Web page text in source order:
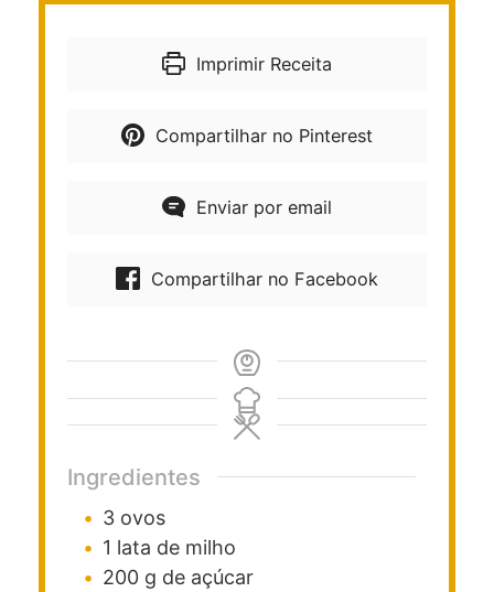
Imprimir Receita
Compartilhar no Pinterest
Enviar por email
Compartilhar no Facebook
Ingredientes
3 ovos
1 lata de milho
200 g de açúcar